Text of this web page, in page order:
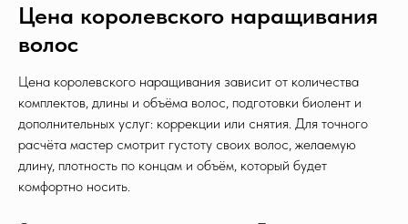
Цена королевского наращивания
волос
Цена королевского наращивания зависит от количества
комплектов, длины и объёма волос, подготовки биолент и
дополнительных услуг: коррекции или снятия. Для точного
расчёта мастер смотрит густоту своих волос, желаемую
длину, плотность по концам и объём, который будет
комфортно носить.